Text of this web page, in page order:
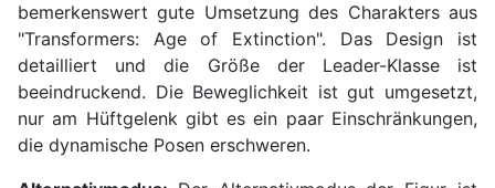
bemerkenswert gute Umsetzung des Charakters aus
"Transformers: Age of Extinction". Das Design ist
detailliert und die Größe der Leader-Klasse ist
beeindruckend. Die Beweglichkeit ist gut umgesetzt,
nur am Hüftgelenk gibt es ein paar Einschränkungen,
die dynamische Posen erschweren.